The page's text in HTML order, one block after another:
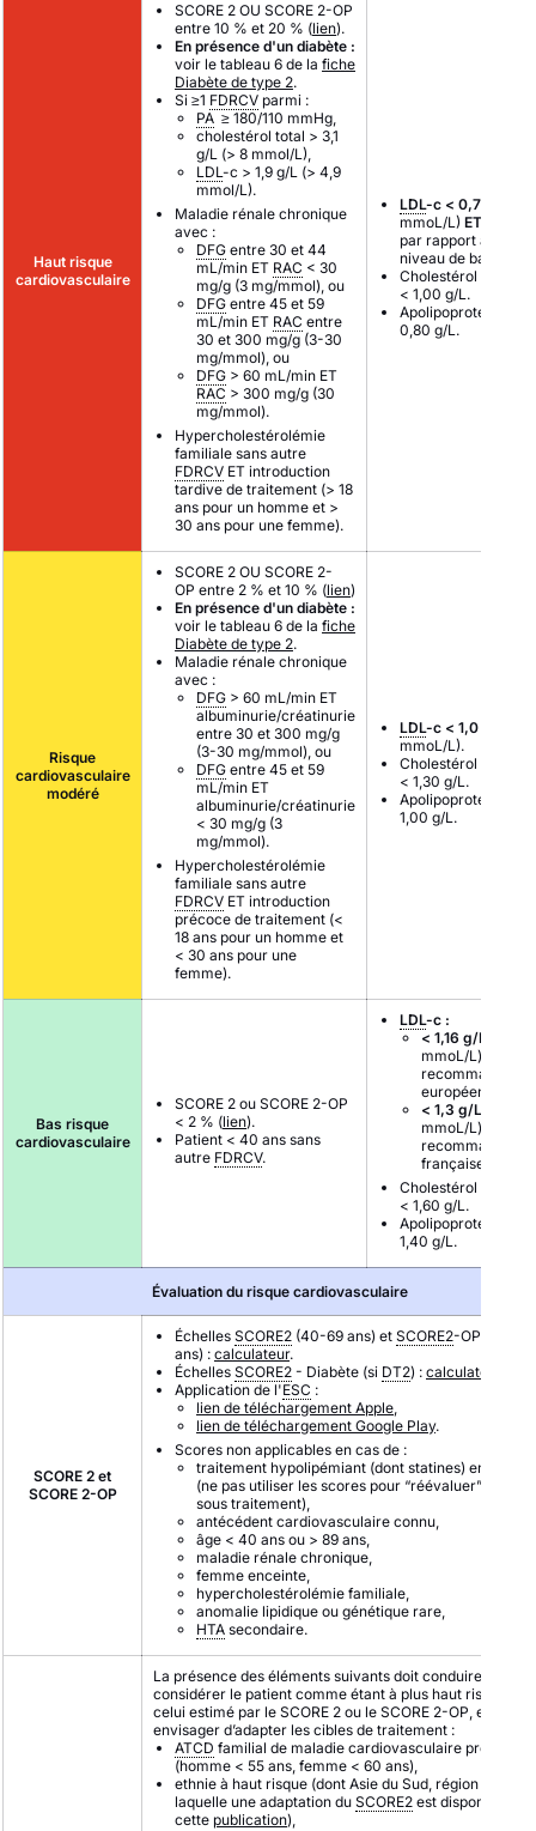
Haut risque
cardiovasculaire
SCORE 2 OU SCORE 2-OP
entre 10 % et 20 % (lien).
En présence d'un diabète :
voir le tableau 6 de la fiche
Diabète de type 2.
Si ≥1 FDRCV parmi :
PA ≥ 180/110 mmHg,
cholestérol total > 3,1
g/L (> 8 mmol/L),
LDL-c > 1,9 g/L (> 4,9
mmol/L).
Maladie rénale chronique
avec :
DFG entre 30 et 44
mL/min ET RAC < 30
mg/g (3 mg/mmol), ou
DFG entre 45 et 59
mL/min ET RAC entre
30 et 300 mg/g (3-30
mg/mmol), ou
DFG > 60 mL/min ET
RAC > 300 mg/g (30
mg/mmol).
Hypercholestérolémie
familiale sans autre
FDRCV ET introduction
tardive de traitement (> 18
ans pour un homme et >
30 ans pour une femme).
LDL-c < 0,7 g/L
mmoL/L) ET
par rapport au
niveau de base.
Cholestérol non-
< 1,00 g/L.
Apolipoprotéine B <
0,80 g/L.
Risque
cardiovasculaire
modéré
SCORE 2 OU SCORE 2-
OP entre 2 % et 10 % (lien)
En présence d'un diabète :
voir le tableau 6 de la fiche
Diabète de type 2.
Maladie rénale chronique
avec :
DFG > 60 mL/min ET
albuminurie/créatinurie
entre 30 et 300 mg/g
(3-30 mg/mmol), ou
DFG entre 45 et 59
mL/min ET
albuminurie/créatinurie
< 30 mg/g (3
mg/mmol).
Hypercholestérolémie
familiale sans autre
FDRCV ET introduction
précoce de traitement (<
18 ans pour un homme et
< 30 ans pour une
femme).
LDL-c < 1,0 g/L
mmoL/L).
Cholestérol non-
< 1,30 g/L.
Apolipoprotéine B <
1,00 g/L.
Bas risque
cardiovasculaire
SCORE 2 ou SCORE 2-OP
< 2 % (lien).
Patient < 40 ans sans
autre FDRCV.
LDL-c :
< 1,16 g/L
mmoL/L) pour
européennes,
< 1,3 g/L
mmoL/L) pour
françaises.
Cholestérol non-
< 1,60 g/L.
Apolipoprotéine B <
1,40 g/L.
Évaluation du risque cardiovasculaire
SCORE 2 et
SCORE 2-OP
Échelles SCORE2 (40-69 ans) et SCORE2-OP (70-89
ans) : calculateur.
Échelles SCORE2 - Diabète (si DT2) : calculateur
Application de l'ESC :
lien de téléchargement Apple,
lien de téléchargement Google Play.
Scores non applicables en cas de :
traitement hypolipémiant (dont statines) en cours
(ne pas utiliser les scores pour “réévaluer” le
sous traitement),
antécédent cardiovasculaire connu,
âge < 40 ans ou > 89 ans,
maladie rénale chronique,
femme enceinte,
hypercholestérolémie familiale,
anomalie lipidique ou génétique rare,
HTA secondaire.
La présence des éléments suivants doit conduire à
considérer le patient comme étant à plus haut risque que
celui estimé par le SCORE 2 ou le SCORE 2-OP, et à
envisager d’adapter les cibles de traitement :
ATCD familial de maladie cardiovasculaire précoce
(homme < 55 ans, femme < 60 ans),
ethnie à haut risque (dont Asie du Sud, région pour
laquelle une adaptation du SCORE2 est disponible
cette publication),